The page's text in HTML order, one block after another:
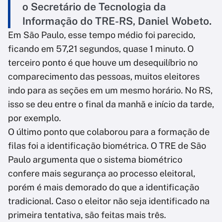
o Secretário de Tecnologia da
Informação do TRE-RS, Daniel Wobeto.
Em São Paulo, esse tempo médio foi parecido,
ficando em 57,21 segundos, quase 1 minuto. O
terceiro ponto é que houve um desequilíbrio no
comparecimento das pessoas, muitos eleitores
indo para as seções em um mesmo horário. No RS,
isso se deu entre o final da manhã e início da tarde,
por exemplo.
O último ponto que colaborou para a formação de
filas foi a identificação biométrica. O TRE de São
Paulo argumenta que o sistema biométrico
confere mais segurança ao processo eleitoral,
porém é mais demorado do que a identificação
tradicional. Caso o eleitor não seja identificado na
primeira tentativa, são feitas mais três.